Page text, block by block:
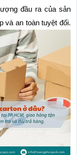
đầu ra của sản
và an toàn tuyệt đối.